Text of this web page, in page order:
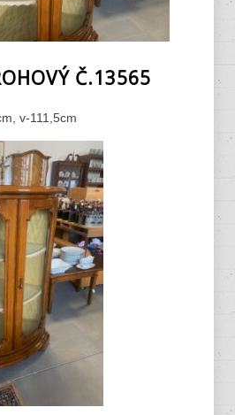
Č.13565
v-111,5cm